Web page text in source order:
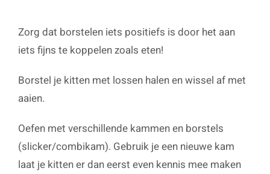
Zorg dat borstelen iets positiefs is door het aan
iets fijns te koppelen zoals eten!
Borstel je kitten met lossen halen en wissel af met
aaien.
Oefen met verschillende kammen en borstels
(slicker/combikam). Gebruik je een nieuwe kam
laat je kitten er dan eerst even kennis mee maken